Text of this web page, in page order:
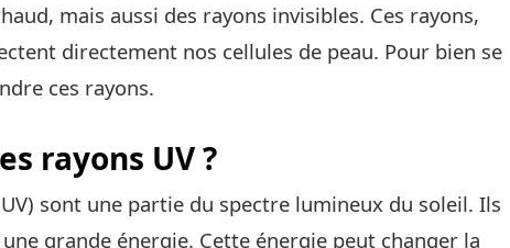
mais aussi des rayons invisibles. Ces rayons,
directement nos cellules de peau. Pour bien se
ces rayons.
rayons UV ?
sont une partie du spectre lumineux du soleil. Ils
grande énergie. Cette énergie peut changer la